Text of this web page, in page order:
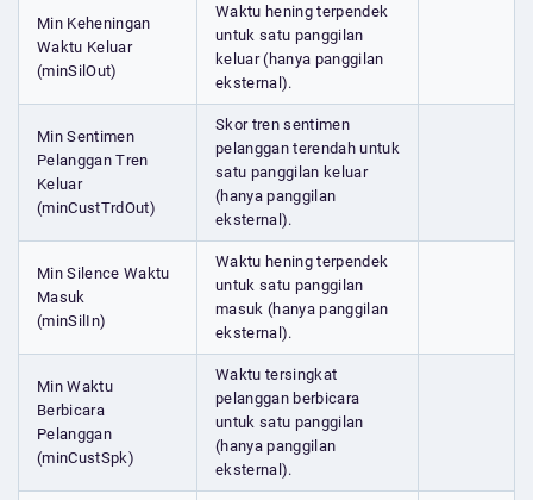
Min Keheningan
Waktu Keluar
(minSilOut)
Waktu hening terpendek
untuk satu panggilan
keluar (hanya panggilan
eksternal).
Min Sentimen
Pelanggan Tren
Keluar
(minCustTrdOut)
Skor tren sentimen
pelanggan terendah untuk
satu panggilan keluar
(hanya panggilan
eksternal).
Min Silence Waktu
Masuk
(minSilIn)
Waktu hening terpendek
untuk satu panggilan
masuk (hanya panggilan
eksternal).
Min Waktu
Berbicara
Pelanggan
(minCustSpk)
Waktu tersingkat
pelanggan berbicara
untuk satu panggilan
(hanya panggilan
eksternal).